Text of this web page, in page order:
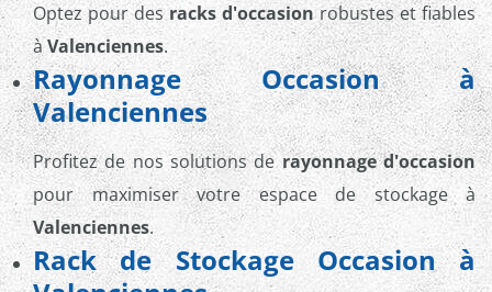
Optez pour desracks d'occasionrobustes et fiables
àValenciennes.
Rayonnage Occasion à
Valenciennes
Profitez de nos solutions de rayonnage d'occasion
pour maximiser votre espace de stockage à
Valenciennes.
Rack de Stockage Occasion à